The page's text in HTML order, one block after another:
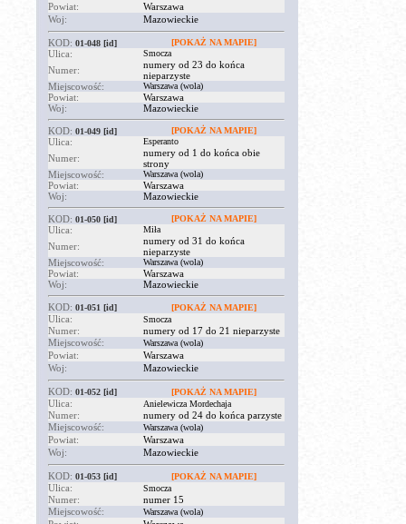
Powiat:
Warszawa
Woj:
Mazowieckie
KOD: 01-048 [id] [POKAŻ NA MAPIE]
Ulica: Smocza
Numer:
numery od 23 do końca
nieparzyste
Miejscowość:
Warszawa (wola)
Powiat:
Warszawa
Woj:
Mazowieckie
KOD: 01-049 [id] [POKAŻ NA MAPIE]
Ulica: Esperanto
Numer:
numery od 1 do końca obie
strony
Miejscowość:
Warszawa (wola)
Powiat:
Warszawa
Woj:
Mazowieckie
KOD: 01-050 [id] [POKAŻ NA MAPIE]
Ulica: Miła
Numer:
numery od 31 do końca
nieparzyste
Miejscowość:
Warszawa (wola)
Powiat:
Warszawa
Woj:
Mazowieckie
KOD: 01-051 [id] [POKAŻ NA MAPIE]
Ulica: Smocza
Numer:
numery od 17 do 21 nieparzyste
Miejscowość:
Warszawa (wola)
Powiat:
Warszawa
Woj:
Mazowieckie
KOD: 01-052 [id] [POKAŻ NA MAPIE]
Ulica: Anielewicza Mordechaja
Numer:
numery od 24 do końca parzyste
Miejscowość:
Warszawa (wola)
Powiat:
Warszawa
Woj:
Mazowieckie
KOD: 01-053 [id] [POKAŻ NA MAPIE]
Ulica: Smocza
Numer:
numer 15
Miejscowość:
Warszawa (wola)